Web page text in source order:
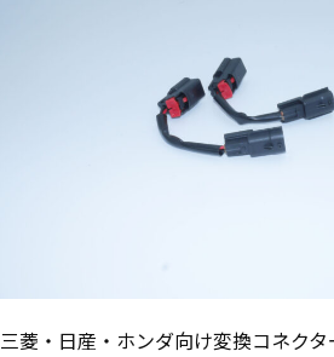
三菱・日産・ホンダ向け変換コネクタ